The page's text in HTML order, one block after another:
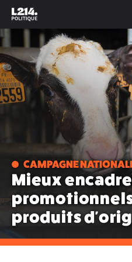
CAMPAGNE
Mieux
produits